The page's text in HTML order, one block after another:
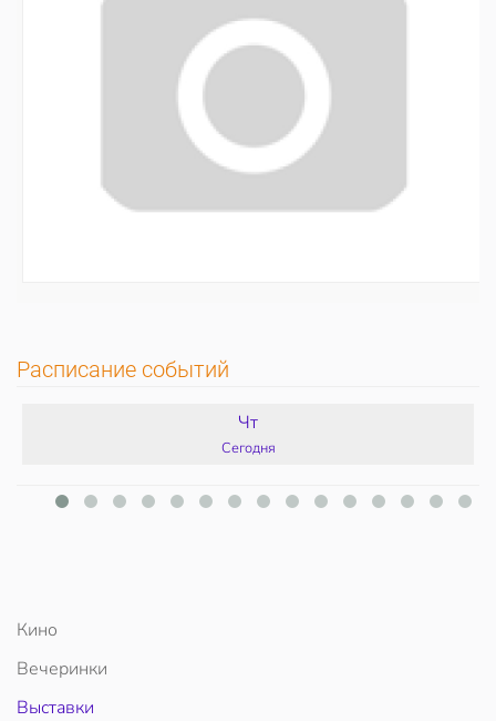
Расписание событий
Чт
Сегодня
Кино
Вечеринки
Выставки